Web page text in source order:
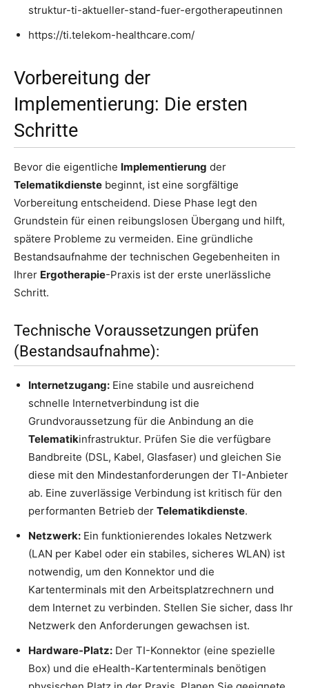
struktur-ti-aktueller-stand-fuer-ergotherapeutinnen
https://ti.telekom-healthcare.com/
Vorbereitung der
Implementierung: Die ersten
Schritte
Bevor die eigentliche Implementierung der
Telematikdienste beginnt, ist eine sorgfältige
Vorbereitung entscheidend. Diese Phase legt den
Grundstein für einen reibungslosen Übergang und hilft,
spätere Probleme zu vermeiden. Eine gründliche
Bestandsaufnahme der technischen Gegebenheiten in
Ihrer Ergotherapie-Praxis ist der erste unerlässliche
Schritt.
Technische Voraussetzungen prüfen
(Bestandsaufnahme):
Internetzugang: Eine stabile und ausreichend
schnelle Internetverbindung ist die
Grundvoraussetzung für die Anbindung an die
Telematikinfrastruktur. Prüfen Sie die verfügbare
Bandbreite (DSL, Kabel, Glasfaser) und gleichen Sie
diese mit den Mindestanforderungen der TI-Anbieter
ab. Eine zuverlässige Verbindung ist kritisch für den
performanten Betrieb der Telematikdienste.
Netzwerk: Ein funktionierendes lokales Netzwerk
(LAN per Kabel oder ein stabiles, sicheres WLAN) ist
notwendig, um den Konnektor und die
Kartenterminals mit den Arbeitsplatzrechnern und
dem Internet zu verbinden. Stellen Sie sicher, dass Ihr
Netzwerk den Anforderungen gewachsen ist.
Hardware-Platz: Der TI-Konnektor (eine spezielle
Box) und die eHealth-Kartenterminals benötigen